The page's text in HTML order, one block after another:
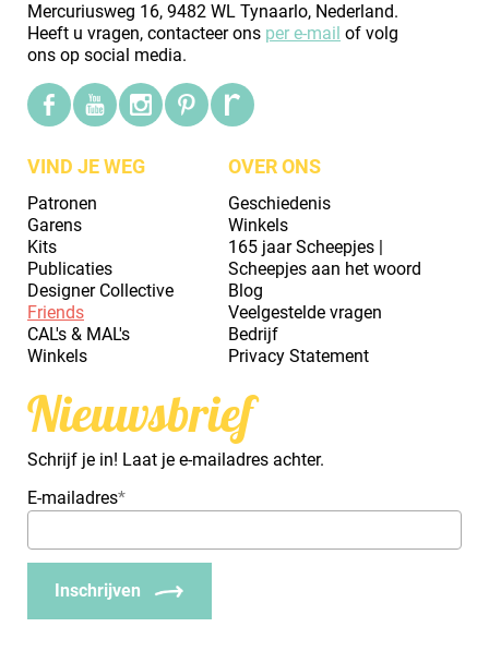
Mercuriusweg 16, 9482 WL Tynaarlo, Nederland.
Heeft u vragen, contacteer ons per e-mail of volg
ons op social media.
VIND JE WEG
Patronen
Garens
Kits
Publicaties
Designer Collective
Friends
CAL's & MAL's
Winkels
OVER ONS
Geschiedenis
Winkels
165 jaar Scheepjes |
Scheepjes aan het woord
Blog
Veelgestelde vragen
Bedrijf
Privacy Statement
Nieuwsbrief
Schrijf je in! Laat je e-mailadres achter.
E-mailadres*
Inschrijven